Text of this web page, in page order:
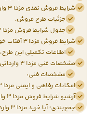
شرایط فروش نقدی مزدا 3 وارداتی 2025 – BM CARS (بهمن 1404)
جزئیات طرح فروش:
جدول شرایط فروش مزدا 3 مدل 2025:
شرایط فروش مزدا 3 آفتاب خودرو – ویژه برندگان سامانه یکپارچه
اطلاعات تکمیلی این طرح:
مشخصات فنی مزدا 3 وارداتی؛ ترکیب قدرت، کیفیت و مصرف بهینه
مشخصات فنی:
امکانات رفاهی و ایمنی مزدا 3 مدل 2025
آرشیو شرایط فروش مزدا 3 وارداتی در سال 1404
جمع‌بندی؛ آیا خرید مزدا 3 وارداتی 2025 ارزش دارد؟